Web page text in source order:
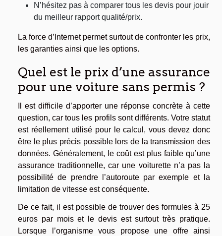
N’hésitez pas à comparer tous les devis pour jouir
du meilleur rapport qualité/prix.
La force d’Internet permet surtout de confronter les prix,
les garanties ainsi que les options.
Quel est le prix d’une assurance
pour une voiture sans permis ?
Il est difficile d’apporter une réponse concrète à cette
question, car tous les profils sont différents. Votre statut
est réellement utilisé pour le calcul, vous devez donc
être le plus précis possible lors de la transmission des
données. Généralement, le coût est plus faible qu’une
assurance traditionnelle, car une voiturette n’a pas la
possibilité de prendre l’autoroute par exemple et la
limitation de vitesse est conséquente.
De ce fait, il est possible de trouver des formules à 25
euros par mois et le devis est surtout très pratique.
Lorsque l’organisme vous propose une offre ainsi